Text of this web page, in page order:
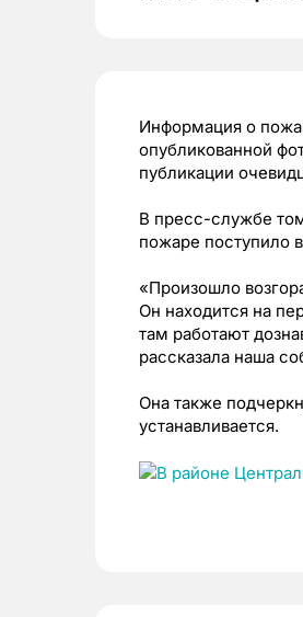
Информация о
опубликованной
публикации
В пресс-службе
пожаре поступило в
«Произошло
Он находится на
там работают
рассказала наша
Она также
устанавливается.